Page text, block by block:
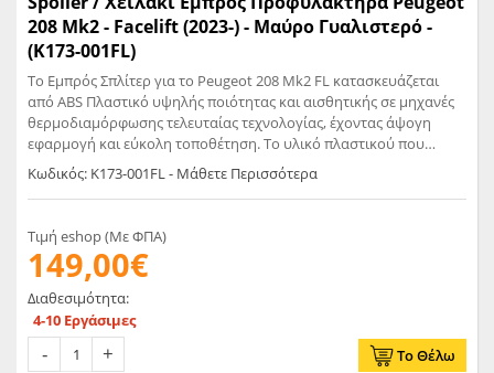
208 Mk2 - Facelift (2023-) - Μαύρο Γυαλιστερό -
(K173-001FL)
Το Εμπρός Σπλίτερ για το Peugeot 208 Mk2 FL κατασκευάζεται
από ABS Πλαστικό υψηλής ποιότητας και αισθητικής σε μηχανές
θερμοδιαμόρφωσης τελευταίας τεχνολογίας, έχοντας άψογη
εφαρμογή και εύκολη τοποθέτηση. Το υλικό πλαστικού που
χρησιμοποιείται για την δημιουργία προϊόντων έρχεται σε
Μαύρο Γυαλιστερό χρώμα και με αντιχαρακτική επιφάνεια.
Συνοδεύεται από προστατευτική μεμβράνη όπου αφαιρείται πριν
την τοποθέτηση.
Κωδικός: K173-001FL - Μάθετε Περισσότερα
Τιμή eshop (Με ΦΠΑ)
149,00€
Διαθεσιμότητα:
4-10 Εργάσιμες
Το Θέλω